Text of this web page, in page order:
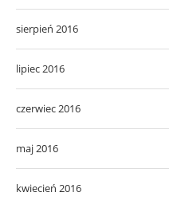
sierpień 2016
lipiec 2016
czerwiec 2016
maj 2016
kwiecień 2016